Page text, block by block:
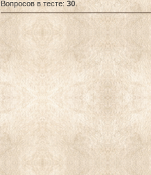
Вопросов в тесте: 30.